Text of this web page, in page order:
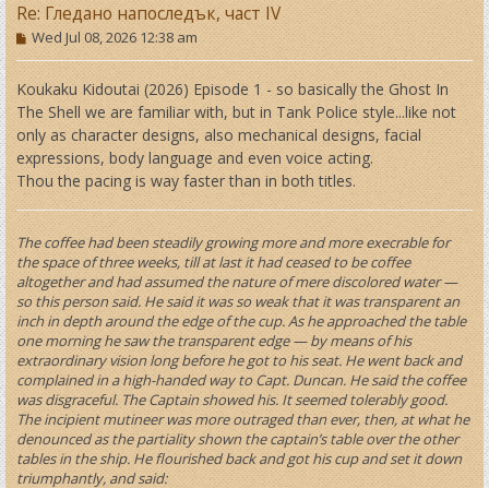
Re: Гледано напоследък, част IV
P
o
s
t
Wed Jul 08, 2026 12:38 am
Koukaku Kidoutai (2026) Episode 1 - so basically the Ghost In
The Shell we are familiar with, but in Tank Police style...like not
only as character designs, also mechanical designs, facial
expressions, body language and even voice acting.
Thou the pacing is way faster than in both titles.
The coffee had been steadily growing more and more execrable for
the space of three weeks, till at last it had ceased to be coffee
altogether and had assumed the nature of mere discolored water —
so this person said. He said it was so weak that it was transparent an
inch in depth around the edge of the cup. As he approached the table
one morning he saw the transparent edge — by means of his
extraordinary vision long before he got to his seat. He went back and
complained in a high-handed way to Capt. Duncan. He said the coffee
was disgraceful. The Captain showed his. It seemed tolerably good.
The incipient mutineer was more outraged than ever, then, at what he
denounced as the partiality shown the captain’s table over the other
tables in the ship. He flourished back and got his cup and set it down
triumphantly, and said: